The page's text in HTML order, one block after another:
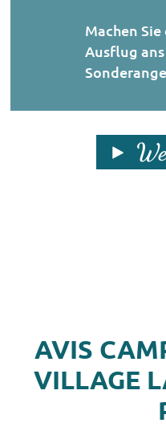
Machen
Ausflug
AVIS
VILLAGE